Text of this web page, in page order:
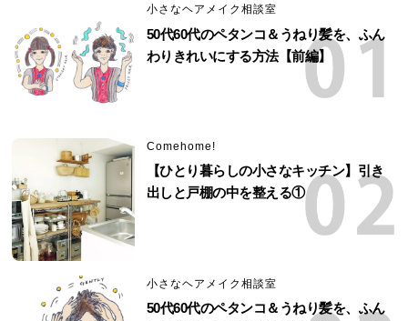
小さなヘアメイク相談室
50代60代のペタンコ＆うねり髪を、ふん
わりきれいにする方法【前編】
Comehome!
【ひとり暮らしの小さなキッチン】引き
出しと戸棚の中を整える①
小さなヘアメイク相談室
50代60代のペタンコ＆うねり髪を、ふん